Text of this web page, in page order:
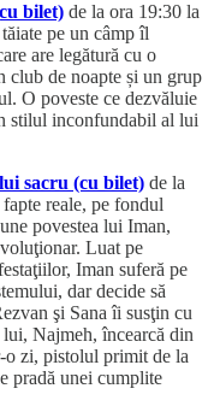
bilet) de la ora 19:30 la
pe un câmp îl
are legătură cu o
club de noapte și un grup
O poveste ce dezvăluie
stilul inconfundabil al lui
sacru (cu bilet) de la
reale, pe fondul
povestea lui Iman,
Luat pe
Iman suferă pe
dar decide să
şi Sana îi susţin cu
Najmeh, încearcă din
o zi, pistolul primit de la
pradă unei cumplite